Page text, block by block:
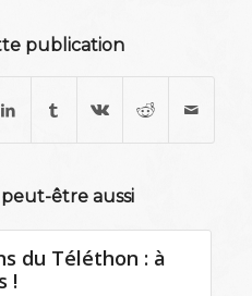
publication
être aussi
du Téléthon : à
!